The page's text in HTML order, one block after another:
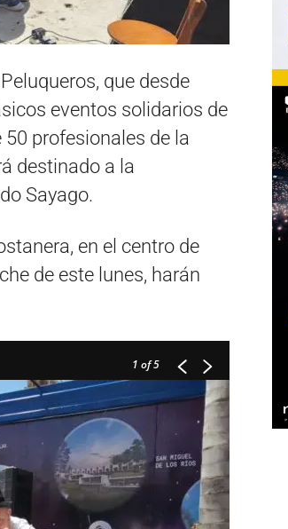
que desde
eventos solidarios de
profesionales de la
destinado a la
Sayago.
en el centro de
de este lunes, harán
1 of 5